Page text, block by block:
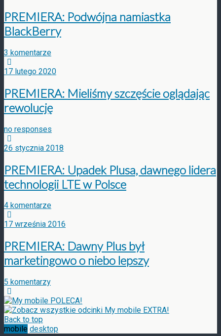
PREMIERA: Podwójna namiastka
BlackBerry
3 komentarze
17 lutego 2020
PREMIERA: Mieliśmy szczęście oglądając
rewolucję
no responses
26 stycznia 2018
PREMIERA: Upadek Plusa, dawnego lidera
technologii LTE w Polsce
4 komentarze
17 września 2016
PREMIERA: Dawny Plus był
marketingowo o niebo lepszy
5 komentarzy
Back to top
mobile desktop